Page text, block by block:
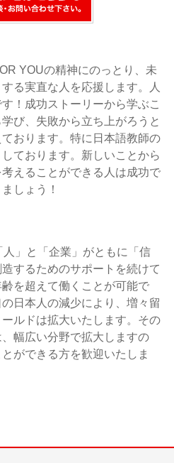
YOUの精神にのっとり、未
る実直な人を応援します。人
！成功ストーリーから学ぶこ
び、失敗から立ち上がろうと
おります。特に日本語教師の
ております。新しいことから
えることができる人は成功で
しょう！
」と「企業」がともに「信
するためのサポートを続けて
を超えて働くことが可能で
日本人の減少により、増々留
ルドは拡大いたします。その
幅広い分野で拡大しますの
ができる方を歓迎いたしま